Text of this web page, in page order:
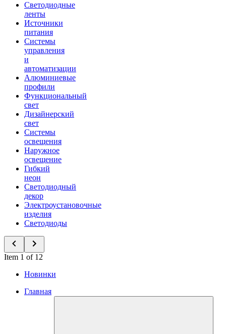
Светодиодные
ленты
Источники
питания
Системы
управления
и
автоматизации
Алюминиевые
профили
Функциональный
свет
Дизайнерский
свет
Системы
освещения
Наружное
освещение
Гибкий
неон
Светодиодный
декор
Электроустановочные
изделия
Светодиоды
Item 1 of 12
Новинки
Главная